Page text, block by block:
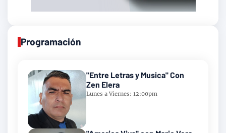
Programación
"Entre Letras y Musica" Con
Zen Elera
Lunes a Viernes: 12:00pm